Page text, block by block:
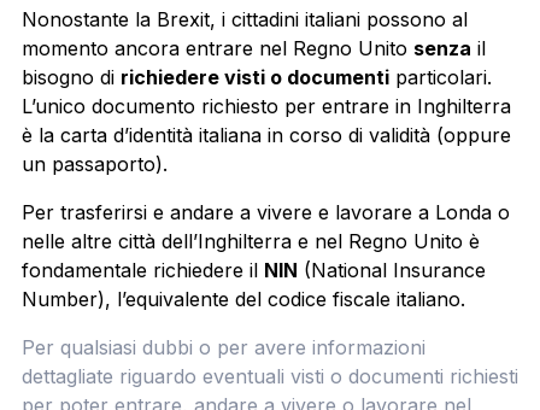
Nonostante la Brexit, i cittadini italiani possono al
momento ancora entrare nel Regno Unito senza il
bisogno di richiedere visti o documenti particolari.
L’unico documento richiesto per entrare in Inghilterra
è la carta d’identità italiana in corso di validità (oppure
un passaporto).
Per trasferirsi e andare a vivere e lavorare a Londa o
nelle altre città dell’Inghilterra e nel Regno Unito è
fondamentale richiedere il NIN (National Insurance
Number), l’equivalente del codice fiscale italiano.
Per qualsiasi dubbi o per avere informazioni
dettagliate riguardo eventuali visti o documenti richiesti
per poter entrare, andare a vivere o lavorare nel